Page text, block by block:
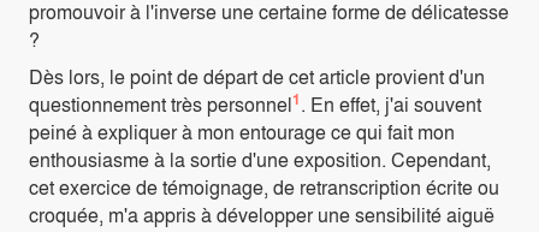
promouvoir à l'inverse une certaine forme de délicatesse
?
Dès lors, le point de départ de cet article provient d'un
questionnement très personnel1. En effet, j'ai souvent
peiné à expliquer à mon entourage ce qui fait mon
enthousiasme à la sortie d'une exposition. Cependant,
cet exercice de témoignage, de retranscription écrite ou
croquée, m'a appris à développer une sensibilité aiguë